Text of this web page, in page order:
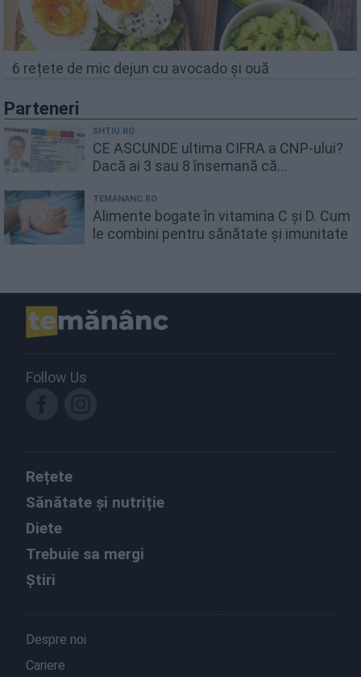
6 rețete de mic dejun cu avocado și ouă
Parteneri
SHTIU.RO
CE ASCUNDE ultima CIFRA a CNP-ului?
Dacă ai 3 sau 8 însemană că...
TEMANANC.RO
Alimente bogate în vitamina C și D. Cum
le combini pentru sănătate și imunitate
Follow Us
Rețete
Sănătate și nutriție
Diete
Trebuie sa mergi
Știri
Despre noi
Cariere